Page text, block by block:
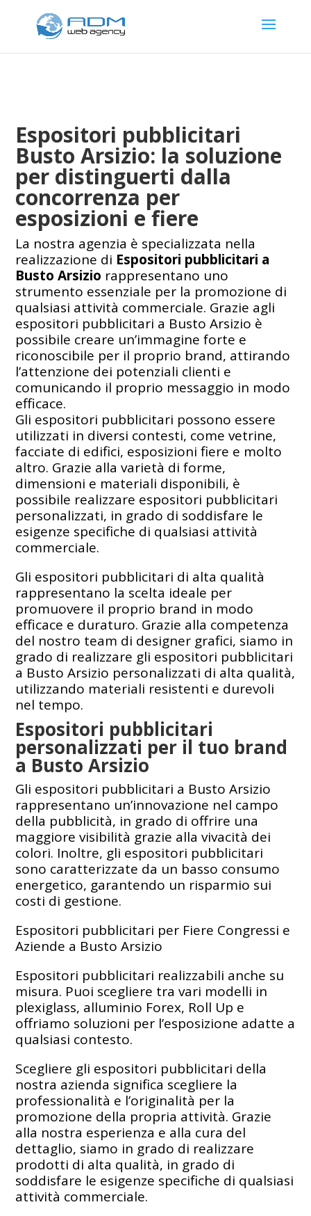
Espositori pubblicitari
Busto Arsizio: la soluzione
per distinguerti dalla
concorrenza per
esposizioni e fiere
La nostra agenzia è specializzata nella
realizzazione di Espositori pubblicitari a
Busto Arsizio rappresentano uno
strumento essenziale per la promozione di
qualsiasi attività commerciale. Grazie agli
espositori pubblicitari a Busto Arsizio è
possibile creare un’immagine forte e
riconoscibile per il proprio brand, attirando
l’attenzione dei potenziali clienti e
comunicando il proprio messaggio in modo
efficace.
Gli espositori pubblicitari possono essere
utilizzati in diversi contesti, come vetrine,
facciate di edifici, esposizioni fiere e molto
altro. Grazie alla varietà di forme,
dimensioni e materiali disponibili, è
possibile realizzare espositori pubblicitari
personalizzati, in grado di soddisfare le
esigenze specifiche di qualsiasi attività
commerciale.
Gli espositori pubblicitari di alta qualità
rappresentano la scelta ideale per
promuovere il proprio brand in modo
efficace e duraturo. Grazie alla competenza
del nostro team di designer grafici, siamo in
grado di realizzare gli espositori pubblicitari
a Busto Arsizio personalizzati di alta qualità,
utilizzando materiali resistenti e durevoli
nel tempo.
Espositori pubblicitari
personalizzati per il tuo brand
a Busto Arsizio
Gli espositori pubblicitari a Busto Arsizio
rappresentano un’innovazione nel campo
della pubblicità, in grado di offrire una
maggiore visibilità grazie alla vivacità dei
colori. Inoltre, gli espositori pubblicitari
sono caratterizzate da un basso consumo
energetico, garantendo un risparmio sui
costi di gestione.
Espositori pubblicitari per Fiere Congressi e
Aziende a Busto Arsizio
Espositori pubblicitari realizzabili anche su
misura. Puoi scegliere tra vari modelli in
plexiglass, alluminio Forex, Roll Up e
offriamo soluzioni per l’esposizione adatte a
qualsiasi contesto.
Scegliere gli espositori pubblicitari della
nostra azienda significa scegliere la
professionalità e l’originalità per la
promozione della propria attività. Grazie
alla nostra esperienza e alla cura del
dettaglio, siamo in grado di realizzare
prodotti di alta qualità, in grado di
soddisfare le esigenze specifiche di qualsiasi
attività commerciale.